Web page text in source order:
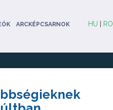
ARCKÉPCSARNOK HU RO